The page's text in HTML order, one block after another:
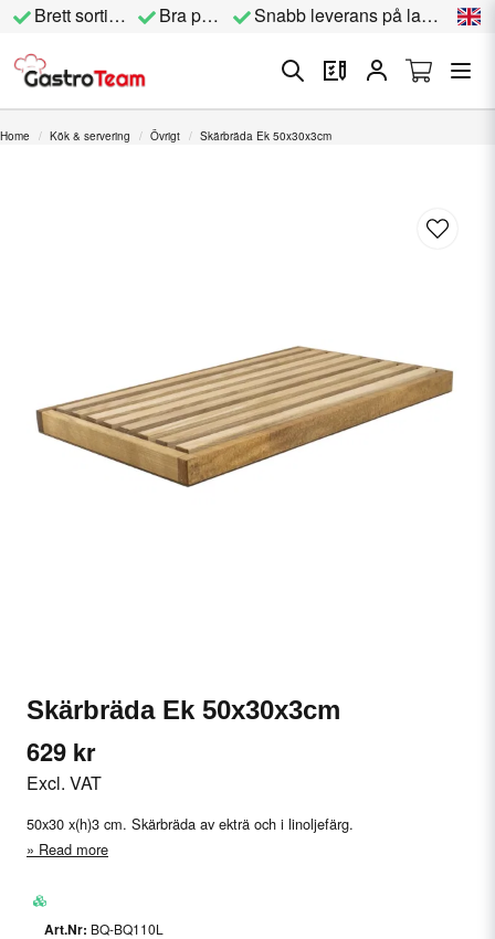
Brett sortiment Bra priser Snabb leverans på lagervara
Home Kök & servering Övrigt Skärbräda Ek 50x30x3cm
Skärbräda Ek 50x30x3cm
629 kr
Excl. VAT
50x30 x(h)3 cm. Skärbräda av ekträ och i linoljefärg.
Read more
BQ-BQ110L